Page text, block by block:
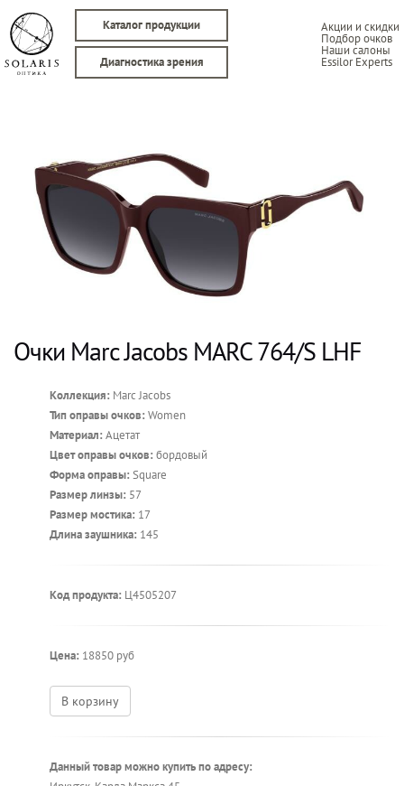
Каталог продукции Акции и скидки
Подбор очков
Наши салоны
Essilor Experts
Диагностика зрения
Очки Marc Jacobs MARC 764/S LHF
Коллекция: Marc Jacobs
Тип оправы очков: Women
Материал: Ацетат
Цвет оправы очков: бордовый
Форма оправы: Square
Размер линзы: 57
Размер мостика: 17
Длина заушника: 145
Код продукта: Ц4505207
Цена: 18850 руб
В корзину
Данный товар можно купить по адресу: